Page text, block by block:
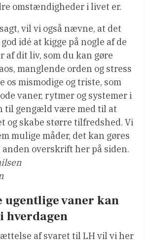
omstændigheder i livet er.
vil vi også nævne, at det
idé at kigge på nogle af de
af dit liv, som du kan gøre
manglende orden og stress
os mismodige og triste, som
vaner, rytmer og systemer i
til gengæld være med til at
og skabe større tilfredshed. Vi
mulige måder, det kan gøres
anden overskrift her på siden.
ugentlige vaner kan
hverdagen
af svaret til LH vil vi her